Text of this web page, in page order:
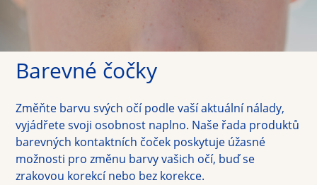
Barevné čočky
Změňte barvu svých očí podle vaší aktuální nálady,
vyjádřete svoji osobnost naplno. Naše řada produktů
barevných kontaktních čoček poskytuje úžasné
možnosti pro změnu barvy vašich očí, buď se
zrakovou korekcí nebo bez korekce.